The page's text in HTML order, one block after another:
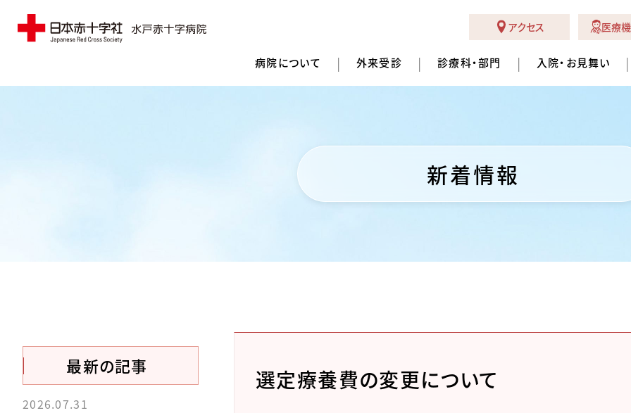
アクセス 医療
病院について 外来受診 診療科・部門 入院・お見舞い
新着情報
選定療養費の変更について
最新の記事
2026.07.31